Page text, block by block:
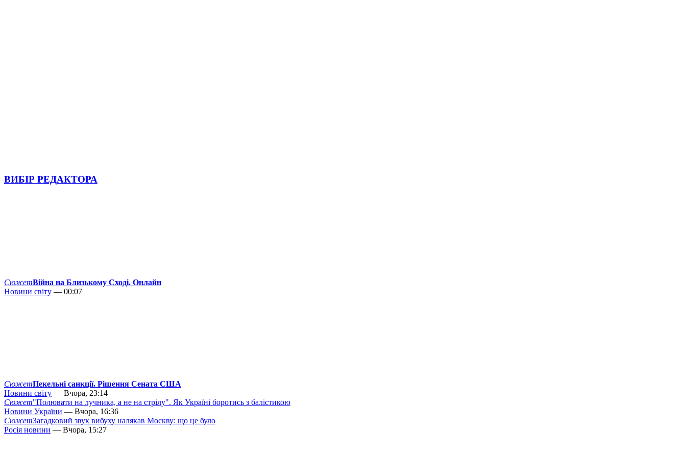
ВИБІР РЕДАКТОРА
СюжетВійна на Близькому Сході. Онлайн
Новини світу — 00:07
СюжетПекельні санкції. Рішення Сената США
Новини світу — Вчора, 23:14
Сюжет"Полювати на лучника, а не на стрілу". Як Україні боротись з балістикою
Новини України — Вчора, 16:36
СюжетЗагадковий звук вибуху налякав Москву: що це було
Росія новини — Вчора, 15:27